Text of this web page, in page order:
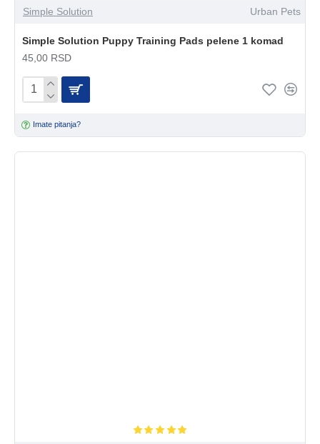
Simple Solution Urban Pets
Simple Solution Puppy Training Pads pelene 1 komad
45,00 RSD
Imate pitanja?